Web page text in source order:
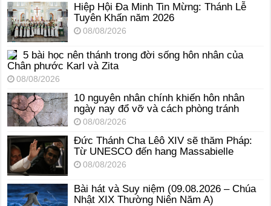
Hiệp Hội Đa Minh Tin Mừng: Thánh Lễ
Tuyên Khấn năm 2026
08/08/2026
5 bài học nên thánh trong đời sống hôn nhân của
Chân phước Karl và Zita
08/08/2026
10 nguyên nhân chính khiến hôn nhân
ngày nay đổ vỡ và cách phòng tránh
08/08/2026
Đức Thánh Cha Lêô XIV sẽ thăm Pháp:
Từ UNESCO đến hang Massabielle
08/08/2026
Bài hát và Suy niệm (09.08.2026 – Chúa
Nhật XIX Thường Niên Năm A)